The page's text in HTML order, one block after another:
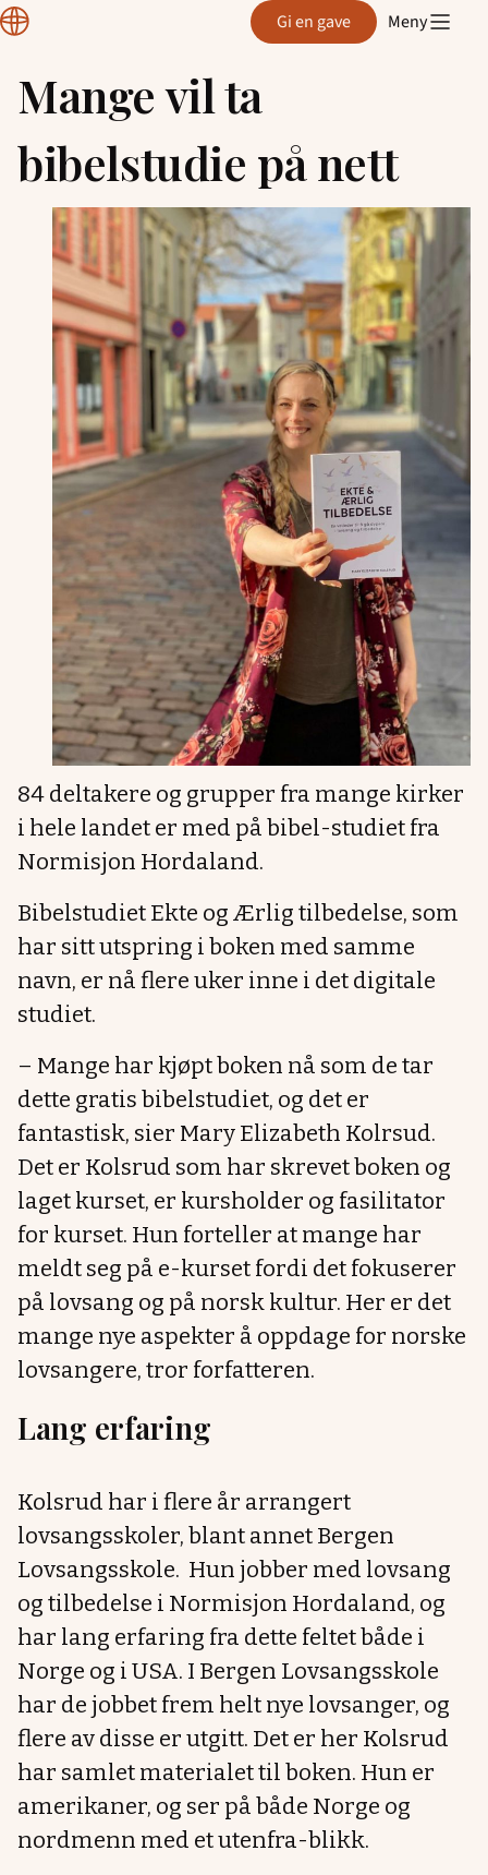
Hopp
innhold
Normisjon
Hordaland
Gi en gave Meny
Mange vil ta
bibelstudie på nett
84 deltakere og grupper fra mange kirker
i hele landet er med på bibel-studiet fra
Normisjon Hordaland.
Bibelstudiet Ekte og Ærlig tilbedelse, som
har sitt utspring i boken med samme
navn, er nå flere uker inne i det digitale
studiet.
– Mange har kjøpt boken nå som de tar
dette gratis bibelstudiet, og det er
fantastisk, sier Mary Elizabeth Kolrsud.
Det er Kolsrud som har skrevet boken og
laget kurset, er kursholder og fasilitator
for kurset. Hun forteller at mange har
meldt seg på e-kurset fordi det fokuserer
på lovsang og på norsk kultur. Her er det
mange nye aspekter å oppdage for norske
lovsangere, tror forfatteren.
Lang erfaring
Kolsrud har i flere år arrangert
lovsangsskoler, blant annet Bergen
Lovsangsskole. Hun jobber med lovsang
og tilbedelse i Normisjon Hordaland, og
har lang erfaring fra dette feltet både i
Norge og i USA. I Bergen Lovsangsskole
har de jobbet frem helt nye lovsanger, og
flere av disse er utgitt. Det er her Kolsrud
har samlet materialet til boken. Hun er
amerikaner, og ser på både Norge og
nordmenn med et utenfra-blikk.